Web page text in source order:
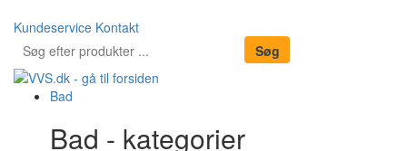
Kundeservice Kontakt
Bad
Bad - kategorier